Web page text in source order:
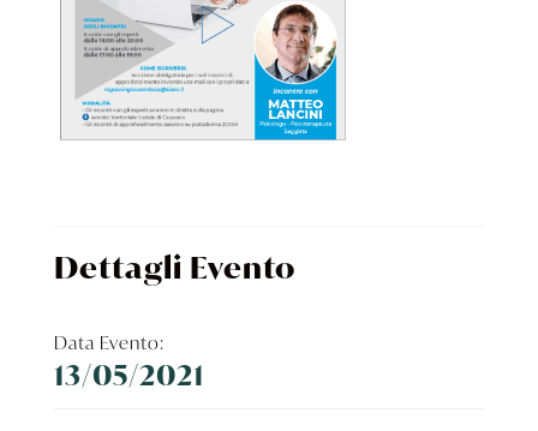
Dettagli Evento
Data Evento:
13/05/2021